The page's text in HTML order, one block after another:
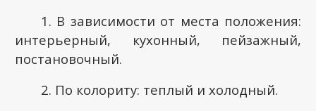
1. В зависимости от места положения:
интерьерный, кухонный, пейзажный,
постановочный.
2. По колориту: теплый и холодный.